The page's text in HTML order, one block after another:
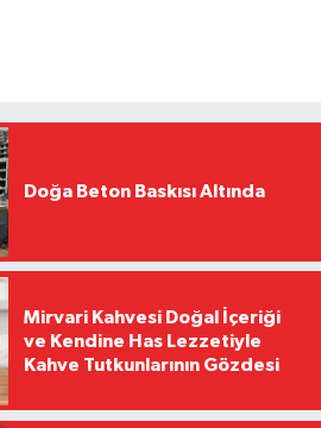
Doğa Beton Baskısı Altında
Mirvari Kahvesi Doğal İçeriği
ve Kendine Has Lezzetiyle
Kahve Tutkunlarının Gözdesi